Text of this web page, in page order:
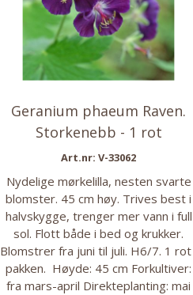
Geranium phaeum Raven.
Storkenebb - 1 rot
Art.nr: V-33062
Nydelige mørkelilla, nesten svarte
blomster. 45 cm høy. Trives best i
halvskygge, trenger mer vann i full
sol. Flott både i bed og krukker.
Blomstrer fra juni til juli. H6/7. 1 rot
pakken. Høyde: 45 cm Forkultiver:
fra mars-april Direkteplanting: mai